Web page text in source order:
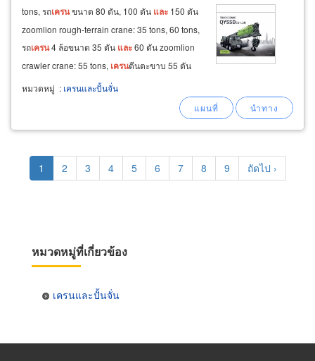
tons, รถเครนขนาด 80 ตัน, 100 ตัน และ 150 ตัน
zoomlion rough-terrain crane: 35 tons, 60 tons,
รถเครน4 ล้อขนาด 35 ตัน และ60 ตัน zoomlion
crawler crane: 55 tons, เครนตีนตะขาบ 55 ตัน
zoomlion all terrain crane: 85 ton, 150 tons, รถ
เครน
หมวดหมู่ : เครนและปั้นจั่น
Pagination
Current
page
1 Page
2 Page
3 Page
4 Page
5 Page
6 Page
7 Page
8 Page
9
Next
page
ถัดไป ›
หมวดหมู่ที่เกี่ยวข้อง
เครนและปั้นจั่น